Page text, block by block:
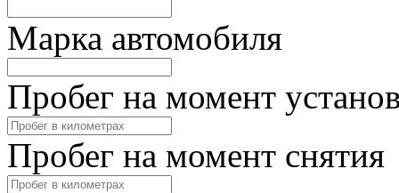
Марка автомобиля
Пробег на момент
Пробег на момент снятия